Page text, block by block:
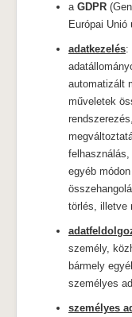
a GDPR
Európai Unió
adatkezelés:
automatizált
műveletek
egyéb
törlés, illetve
személy,
bármely
személyes
személyes